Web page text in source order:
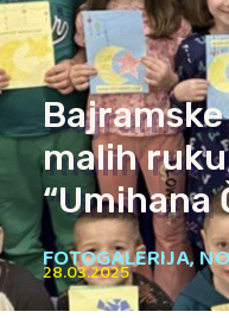
malih
“Umihana
FOTOGALERIJA,
28.03.2025